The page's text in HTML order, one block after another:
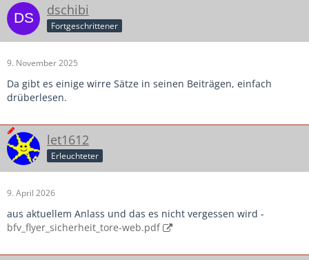
dschibi
Fortgeschrittener
9. November 2025
Da gibt es einige wirre Sätze in seinen Beiträgen, einfach
drüberlesen.
let1612
Erleuchteter
9. April 2026
aus aktuellem Anlass und das es nicht vergessen wird -
bfv_flyer_sicherheit_tore-web.pdf